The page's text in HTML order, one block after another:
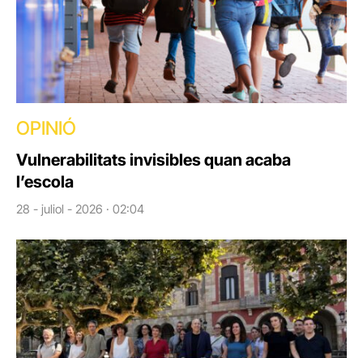
OPINIÓ
Vulnerabilitats invisibles quan acaba
l’escola
28 - juliol - 2026 · 02:04